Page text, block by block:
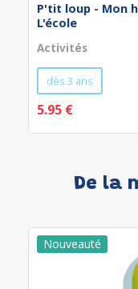
P'tit loup - Mon
L'école
Activités
dès 3 ans
5.95 €
De la